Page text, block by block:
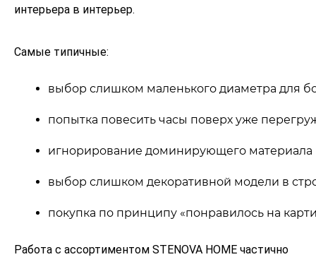
интерьера в интерьер.
Самые типичные:
выбор слишком маленького диаметра для
попытка повесить часы поверх уже
игнорирование доминирующего материала
выбор слишком декоративной модели в
покупка по принципу «понравилось на
Работа с ассортиментом STENOVA HOME частично